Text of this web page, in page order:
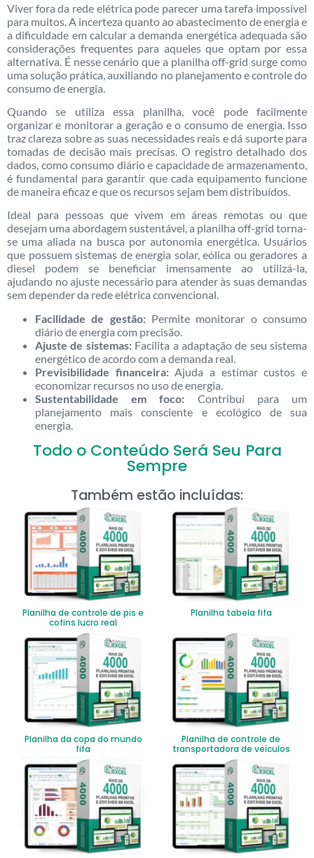
Viver fora da rede elétrica pode parecer uma tarefa impossível
para muitos. A incerteza quanto ao abastecimento de energia e
a dificuldade em calcular a demanda energética adequada são
considerações frequentes para aqueles que optam por essa
alternativa. É nesse cenário que a planilha off-grid surge como
uma solução prática, auxiliando no planejamento e controle do
consumo de energia.
Quando se utiliza essa planilha, você pode facilmente
organizar e monitorar a geração e o consumo de energia. Isso
traz clareza sobre as suas necessidades reais e dá suporte para
tomadas de decisão mais precisas. O registro detalhado dos
dados, como consumo diário e capacidade de armazenamento,
é fundamental para garantir que cada equipamento funcione
de maneira eficaz e que os recursos sejam bem distribuídos.
Ideal para pessoas que vivem em áreas remotas ou que
desejam uma abordagem sustentável, a planilha off-grid torna-
se uma aliada na busca por autonomia energética. Usuários
que possuem sistemas de energia solar, eólica ou geradores a
diesel podem se beneficiar imensamente ao utilizá-la,
ajudando no ajuste necessário para atender às suas demandas
sem depender da rede elétrica convencional.
Facilidade de gestão:Permite monitorar o consumo
diário de energia com precisão.
Ajuste de sistemas:Facilita a adaptação de seu sistema
energético de acordo com a demanda real.
Previsibilidade financeira:Ajuda a estimar custos e
economizar recursos no uso de energia.
Sustentabilidade em foco: Contribui para um
planejamento mais consciente e ecológico de sua
energia.
Todo o Conteúdo Será Seu Para
Sempre
Também estão incluídas:
Planilha de controle de pis e
cofins lucro real
Planilha tabela fifa
Planilha da copa do mundo
fifa
Planilha de controle de
transportadora de veículos